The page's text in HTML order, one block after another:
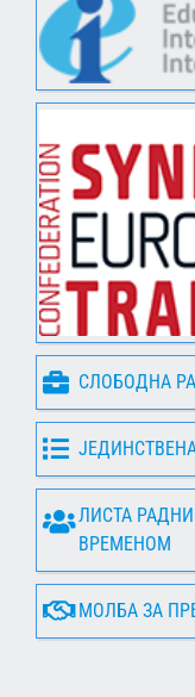
СЛОБОДНА
ЛИСТА
ВРЕМЕНОМ
МОЛБА ЗА